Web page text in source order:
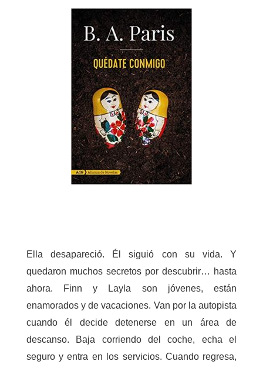
Ella desapareció. Él siguió con su vida. Y
quedaron muchos secretos por descubrir… hasta
ahora. Finn y Layla son jóvenes, están
enamorados y de vacaciones. Van por la autopista
cuando él decide detenerse en un área de
descanso. Baja corriendo del coche, echa el
seguro y entra en los servicios. Cuando regresa,